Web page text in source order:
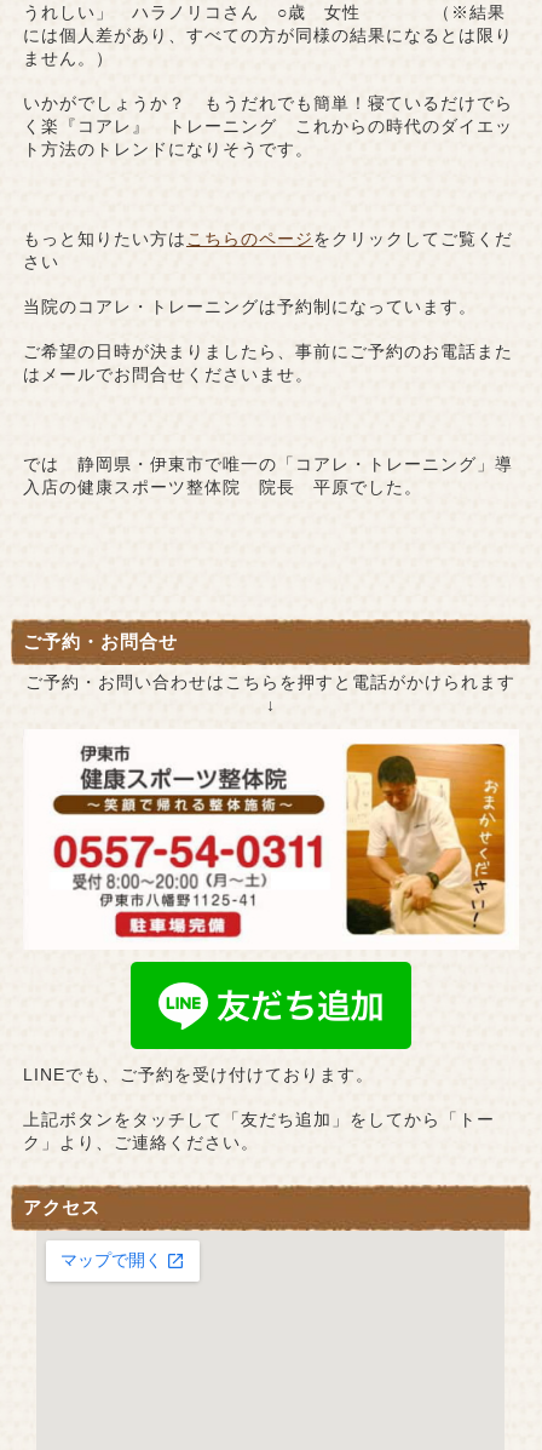
うれしい」 ハラノリコさん ○歳 女性 （※結果
には個人差があり、すべての方が同様の結果になるとは限り
ません。）
いかがでしょうか？ もうだれでも簡単！寝ているだけでら
く楽『コアレ』 トレーニング これからの時代のダイエッ
ト方法のトレンドになりそうです。
もっと知りたい方は こちらのページをクリックしてご覧くだ
さい
当院のコアレ・トレーニングは予約制になっています。
ご希望の日時が決まりましたら、事前にご予約のお電話また
はメールでお問合せくださいませ。
では 静岡県・伊東市で唯一の「コアレ・トレーニング」導
入店の健康スポーツ整体院 院長 平原でした。
ご予約・お問合せ
ご予約・お問い合わせはこちらを押すと電話がかけられます
↓
LINEでも、ご予約を受け付けております。
上記ボタンをタッチして「友だち追加」をしてから「トー
ク」より、ご連絡ください。
アクセス